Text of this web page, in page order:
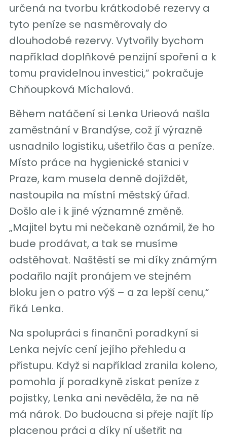
určená na tvorbu krátkodobé rezervy a
tyto peníze se nasměrovaly do
dlouhodobé rezervy. Vytvořily bychom
například doplňkové penzijní spoření a k
tomu pravidelnou investici,“ pokračuje
Chňoupková Míchalová.
Během natáčení si Lenka Urieová našla
zaměstnání v Brandýse, což jí výrazně
usnadnilo logistiku, ušetřilo čas a peníze.
Místo práce na hygienické stanici v
Praze, kam musela denně dojíždět,
nastoupila na místní městský úřad.
Došlo ale i k jiné významné změně.
„Majitel bytu mi nečekaně oznámil, že ho
bude prodávat, a tak se musíme
odstěhovat. Naštěstí se mi díky známým
podařilo najít pronájem ve stejném
bloku jen o patro výš – a za lepší cenu,“
říká Lenka.
Na spolupráci s finanční poradkyní si
Lenka nejvíc cení jejího přehledu a
přístupu. Když si například zranila koleno,
pomohla jí poradkyně získat peníze z
pojistky, Lenka ani nevěděla, že na ně
má nárok. Do budoucna si přeje najít líp
placenou práci a díky ní ušetřit na